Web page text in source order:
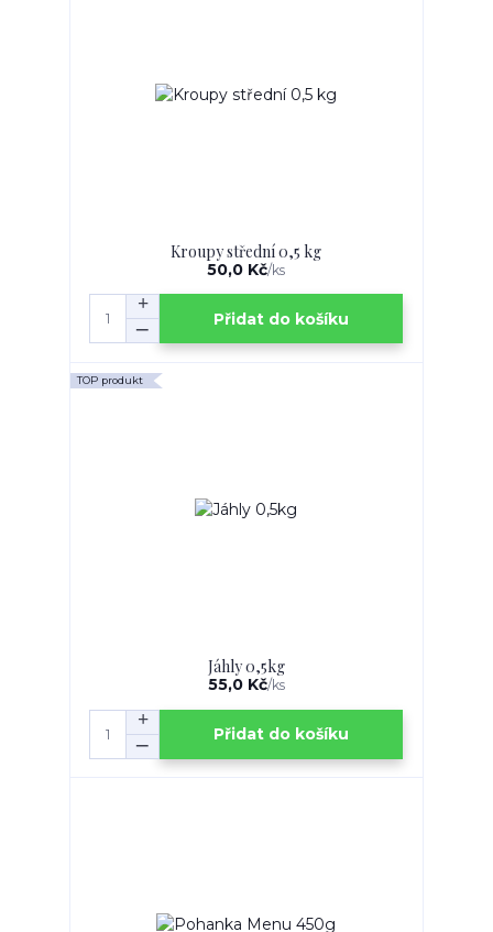
Kroupy střední 0,5 kg
50,0 Kč/ks
Přidat do košíku
TOP produkt
Jáhly 0,5kg
55,0 Kč/ks
Přidat do košíku